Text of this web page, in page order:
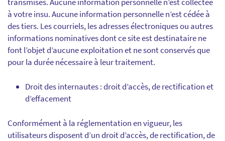
à votre insu. Aucune information personnelle n’est cédée à
des tiers. Les courriels, les adresses électroniques ou autres
informations nominatives dont ce site est destinataire ne
font l’objet d’aucune exploitation et ne sont conservés que
pour la durée nécessaire à leur traitement.
Droit des internautes : droit d’accès, de rectification et
d’effacement
Conformément à la réglementation en vigueur, les
utilisateurs disposent d’un droit d’accès, de rectification, de